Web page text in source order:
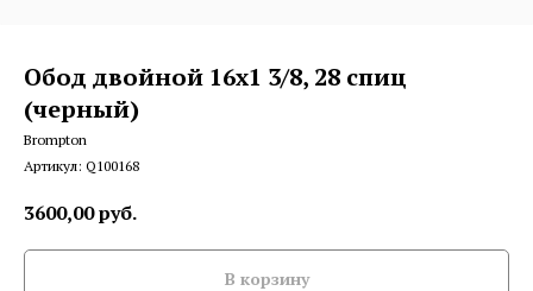
Обод двойной 16x1 3/8, 28 спиц
(черный)
Brompton
Артикул: Q100168
3600,00руб.
В корзину